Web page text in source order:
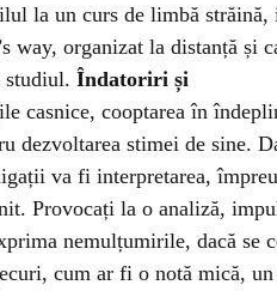
la un curs de limbă străină,
way, organizat la distanță și
studiul. Îndatoriri și
casnice, cooptarea în
dezvoltarea stimei de sine.
va fi interpretarea,
Provocați la o analiză,
nemulțumirile, dacă se
cum ar fi o notă mică, un